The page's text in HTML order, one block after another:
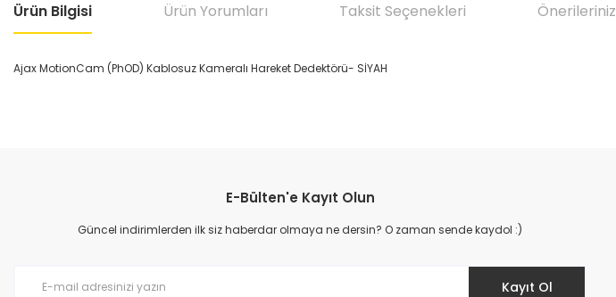
Ürün Bilgisi Ürün Yorumları Taksit Seçenekleri Önerileriniz
Ajax MotionCam (PhOD) Kablosuz Kameralı Hareket Dedektörü- SİYAH
Ürün resmi kalitesiz, bozuk veya görüntülenemiyor.
Ürün açıklamasında eksik bilgiler bulunuyor.
E-Bülten'e Kayıt Olun
Güncel indirimlerden ilk siz haberdar olmaya ne dersin? O zaman sende kaydol :)
Kayıt Ol